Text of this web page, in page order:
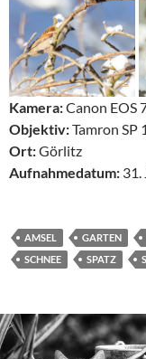
Kamera:Canon EOS
Objektiv:Tamron SP
Ort:Görlitz
Aufnahmedatum: 31.
AMSEL GARTEN
SCHNEE
SPATZ